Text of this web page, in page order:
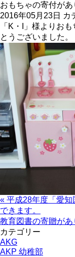
おもちゃの寄付があ
2016年05月23日 カ
「K・I」様よりお
とうございました。
« 平成28年度「愛
できます。
教育図書の寄贈が
カテゴリー
AKG
AKP 幼稚部